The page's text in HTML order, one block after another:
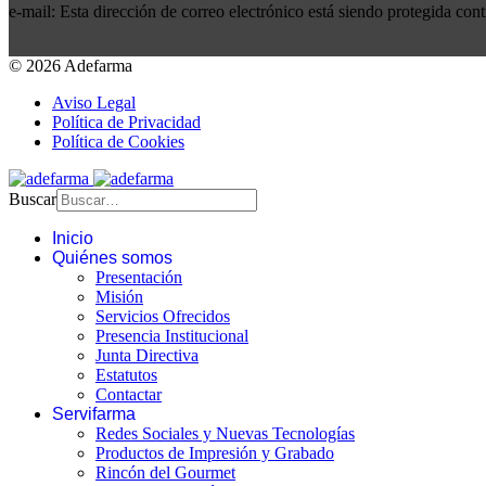
e-mail: Esta dirección de correo electrónico está siendo protegida
© 2026 Adefarma
Aviso Legal
Política de Privacidad
Política de Cookies
Buscar
Inicio
Quiénes somos
Presentación
Misión
Servicios Ofrecidos
Presencia Institucional
Junta Directiva
Estatutos
Contactar
Servifarma
Redes Sociales y Nuevas Tecnologías
Productos de Impresión y Grabado
Rincón del Gourmet